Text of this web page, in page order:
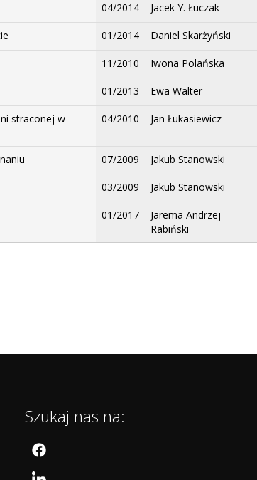
04/2014 Jacek Y. Łuczak
01/2014 Daniel Skarżyński
11/2010 Iwona Polańska
01/2013 Ewa Walter
straconej w
04/2010 Jan Łukasiewicz
07/2009 Jakub Stanowski
03/2009 Jakub Stanowski
01/2017
Jarema Andrzej
Rabiński
Szukaj nas na: